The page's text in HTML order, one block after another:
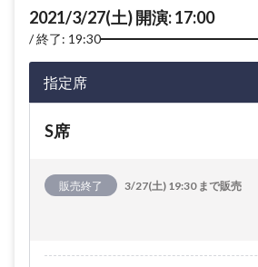
2021/3/27(土) 開演: 17:00
終了: 19:30
指定席
S席
販売終了 3/27(土) 19:30 まで販売